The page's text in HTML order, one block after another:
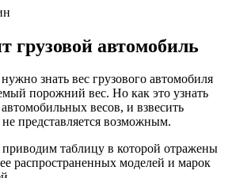
грузовой автомобиль
знать вес грузового автомобиля
порожний вес. Но как это узнать
весов, и взвесить
представляется возможным.
таблицу в которой отражены
распространенных моделей и марок